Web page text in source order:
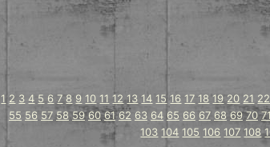
1 2 3 4 5 6 7 8 9 10 11 12 13 14 15 16 17 18 19 20 21 22
55 56 57 58 59 60 61 62 63 64 65 66 67 68 69 70
103 104 105 106 107 108